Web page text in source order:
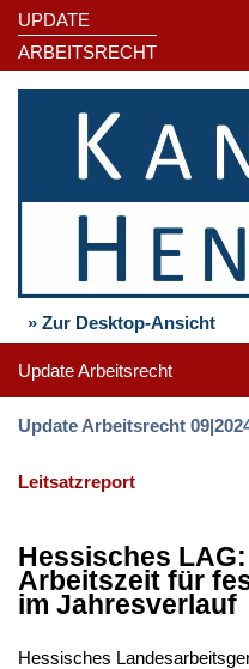
UPDATE
ARBEITSRECHT
» Zur Desktop-Ansicht
Update Arbeitsrecht
Update Arbeitsrecht
Leitsatzreport
Hessisches
Arbeitszeit für
im Jahresverlauf
Hessisches